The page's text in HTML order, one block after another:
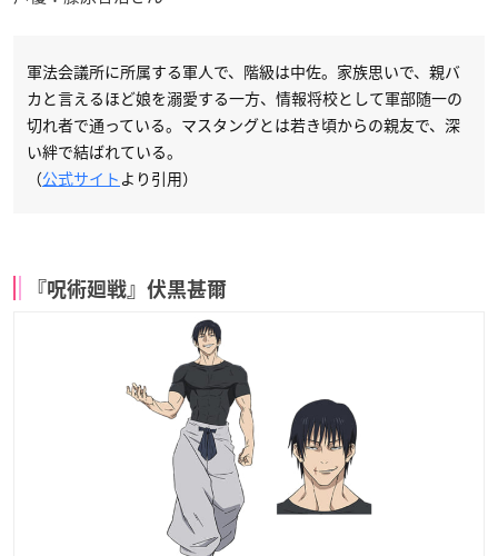
軍法会議所に所属する軍人で、階級は中佐。家族思いで、親バ
カと言えるほど娘を溺愛する一方、情報将校として軍部随一の
切れ者で通っている。マスタングとは若き頃からの親友で、深
い絆で結ばれている。
（公式サイト より引用）
『呪術廻戦』伏黒甚爾